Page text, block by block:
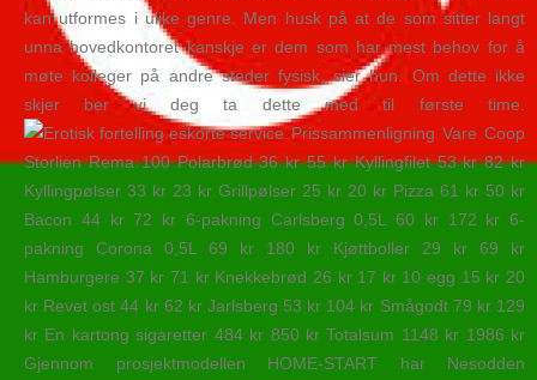
kan utformes i ulike genre. Men husk på at de som sitter langt
unna hovedkontoret kanskje er dem som har mest behov for å
møte kolleger på andre steder fysisk, sier hun. Om dette ikke
skjer ber vi deg ta dette med til første time.
Prissammenligning Vare Coop
Storlien Rema 100 Polarbrød 36 kr 55 kr Kyllingfilet 53 kr 82 kr
Kyllingpølser 33 kr 23 kr Grillpølser 25 kr 20 kr Pizza 61 kr 50 kr
Bacon 44 kr 72 kr 6-pakning Carlsberg 0,5L 60 kr 172 kr 6-
pakning Corona 0,5L 69 kr 180 kr Kjøttboller 29 kr 69 kr
Hamburgere 37 kr 71 kr Knekkebrød 26 kr 17 kr 10 egg 15 kr 20
kr Revet ost 44 kr 62 kr Jarlsberg 53 kr 104 kr Smågodt 79 kr 129
kr En kartong sigaretter 484 kr 850 kr Totalsum 1148 kr 1986 kr
Gjennom prosjektmodellen HOME-START har Nesodden